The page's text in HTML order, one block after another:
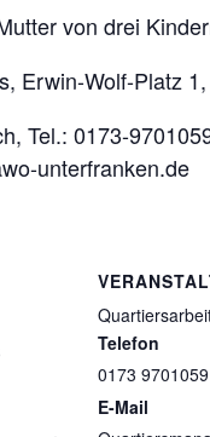
von drei
Erwin-Wolf-Platz
Tel.: 0173-
unterfranken.de
Telefon
0173 9701059
E-Mail